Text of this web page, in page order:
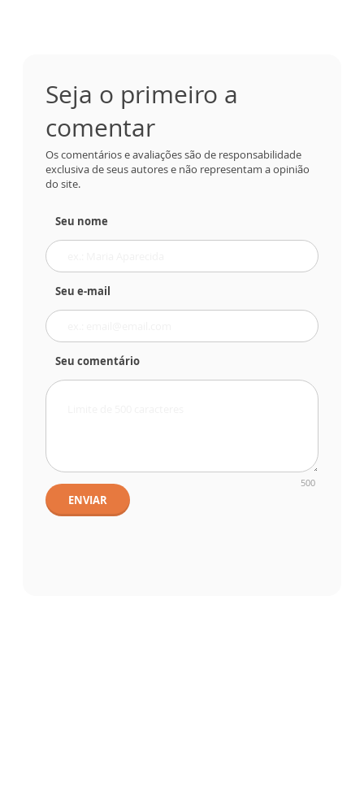
Seja o primeiro a
comentar
Os comentários e avaliações são de responsabilidade
exclusiva de seus autores e não representam a opinião
do site.
Seu nome
Seu e-mail
Seu comentário
500
ENVIAR